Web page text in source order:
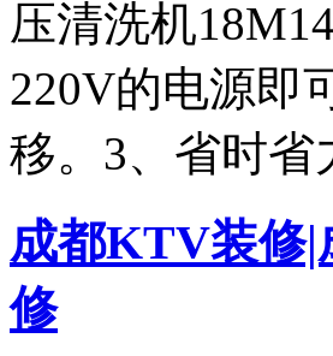
压清洗机
220V的电源即
移。3、省时
成都KTV装修|
修